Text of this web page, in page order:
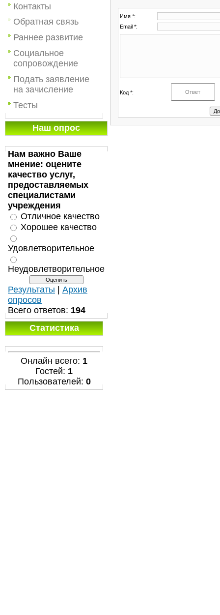
Контакты
Обратная связь
Раннее развитие
Социальное
сопровождение
Подать заявление
на зачисление
Тесты
Наш опрос
Нам важно Ваше
мнение: оцените
качество услуг,
предоставляемых
специалистами
учреждения
Отличное качество
Хорошее качество
Удовлетворительное
Неудовлетворительное
Результаты
Архив
опросов
Всего ответов: 194
Статистика
Онлайн всего: 1
Гостей: 1
Пользователей: 0
Имя *:
Email *:
Код *: